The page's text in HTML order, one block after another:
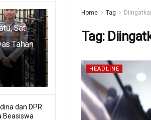
Sat
Tahan
dan DPR
Beasiswa
Home Tag
Tag:
HEADLINE